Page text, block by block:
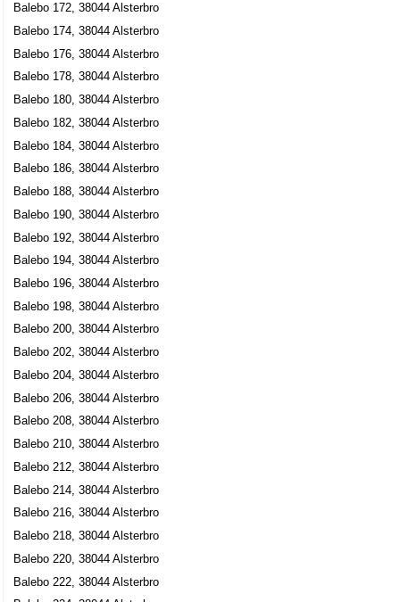
Balebo 172, 38044 Alsterbro
Balebo 174, 38044 Alsterbro
Balebo 176, 38044 Alsterbro
Balebo 178, 38044 Alsterbro
Balebo 180, 38044 Alsterbro
Balebo 182, 38044 Alsterbro
Balebo 184, 38044 Alsterbro
Balebo 186, 38044 Alsterbro
Balebo 188, 38044 Alsterbro
Balebo 190, 38044 Alsterbro
Balebo 192, 38044 Alsterbro
Balebo 194, 38044 Alsterbro
Balebo 196, 38044 Alsterbro
Balebo 198, 38044 Alsterbro
Balebo 200, 38044 Alsterbro
Balebo 202, 38044 Alsterbro
Balebo 204, 38044 Alsterbro
Balebo 206, 38044 Alsterbro
Balebo 208, 38044 Alsterbro
Balebo 210, 38044 Alsterbro
Balebo 212, 38044 Alsterbro
Balebo 214, 38044 Alsterbro
Balebo 216, 38044 Alsterbro
Balebo 218, 38044 Alsterbro
Balebo 220, 38044 Alsterbro
Balebo 222, 38044 Alsterbro